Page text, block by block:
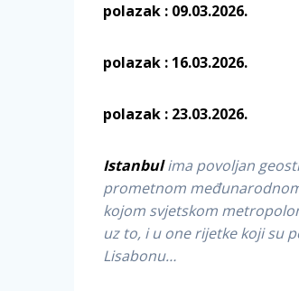
polazak :
polazak :
polazak :
Istanbulima povoljan
prometnom
kojom svjetskom
uz to, i u one rijetke koji su
Lisabonu…